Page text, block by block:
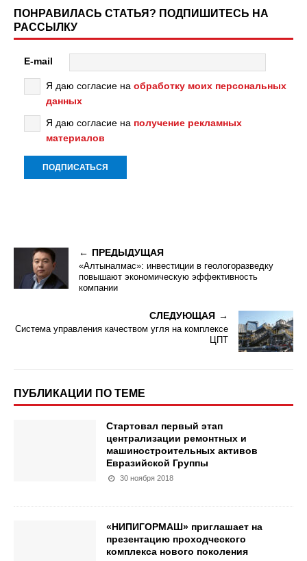
ПОНРАВИЛАСЬ СТАТЬЯ? ПОДПИШИТЕСЬ НА
РАССЫЛКУ
E-mail
Я даю согласие на обработку моих персональных
данных
Я даю согласие на получение рекламных
материалов
ПРЕДЫДУЩАЯ
«Алтыналмас»: инвестиции в геологоразведку
повышают экономическую эффективность
компании
СЛЕДУЮЩАЯ
Система управления качеством угля на комплексе
ЦПТ
ПУБЛИКАЦИИ ПО ТЕМЕ
Стартовал первый этап
централизации ремонтных и
машиностроительных активов
Евразийской Группы
30 ноября 2018
«НИПИГОРМАШ» приглашает на
презентацию проходческого
комплекса нового поколения